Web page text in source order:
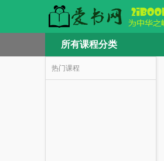
所有课程分类
热门课程